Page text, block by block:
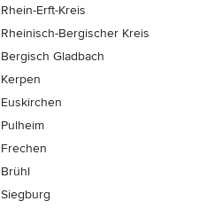
Rhein-Erft-Kreis
Rheinisch-Bergischer Kreis
Bergisch Gladbach
Kerpen
Euskirchen
Pulheim
Frechen
Brühl
Siegburg